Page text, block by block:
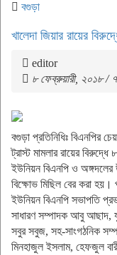
বগুড়া
খালেদা জিয়ার রায়ের
editor
৮ ফেব্রুয়ারী, ২০১৮ /
বগুড়া প্রতিনিধিঃ বিএনপির
ট্রাস্ট মামলার রায়ের
ইউনিয়ন বিএনপি ও
বিক্ষোভ মিছিল বের করা
ইউনিয়ন বিএনপি সভাপতি
সাধারণ সম্পাদক আবু আছাদ,
সবুর সবুজ, সহ-সাংগঠনিক
মিনহাজুল ইসলাম, হেফজুল